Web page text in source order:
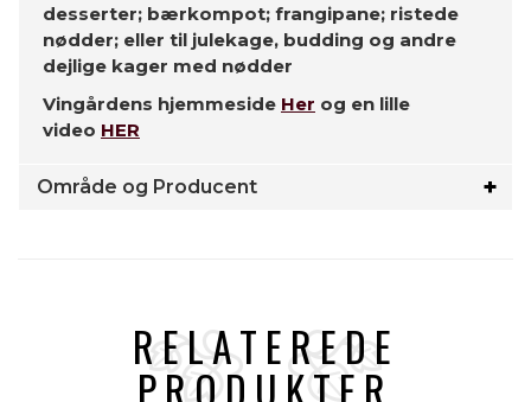
desserter; bærkompot; frangipane; ristede
nødder; eller til julekage, budding og andre
dejlige kager med nødder
Vingårdens hjemmeside Her og en lille
video HER
Område og Producent
RELATEREDE
PRODUKTER